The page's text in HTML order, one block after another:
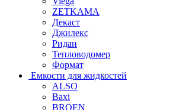
ZETKAMA
Декаст
Джилекс
Ридан
Тепловодомер
Формат
Емкости для жидкостей
ALSO
Baxi
BROEN